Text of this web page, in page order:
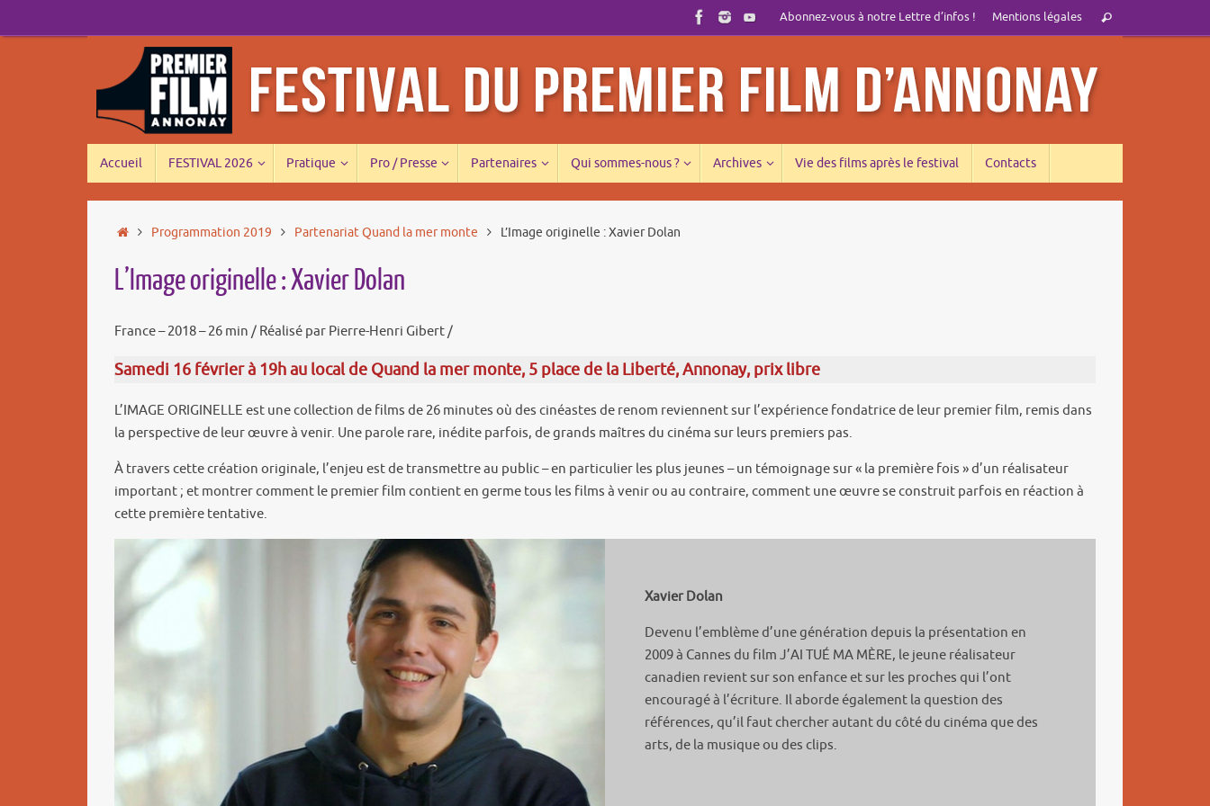
au
Abonnez-vous à notre Lettre d’infos ! Mentions légales
pour
Rechercher
Accueil FESTIVAL 2026 Pratique Pro / Presse Partenaires Qui sommes-nous ? Archives Vie des films après le festival Contacts
Accueil
Programmation 2019 Partenariat Quand la mer monte L’Image originelle : Xavier Dolan
L’Image originelle : Xavier Dolan
France – 2018 – 26 min / Réalisé par Pierre-Henri Gibert /
Samedi 16 février à 19h au local de Quand la mer monte, 5 place de la Liberté, Annonay, prix libre
L’IMAGE ORIGINELLE est une collection de films de 26 minutes où des cinéastes de renom reviennent sur l’expérience fondatrice de leur premier film, remis dans
la perspective de leur œuvre à venir. Une parole rare, inédite parfois, de grands maîtres du cinéma sur leurs premiers pas.
À travers cette création originale, l’enjeu est de transmettre au public – en particulier les plus jeunes – un témoignage sur « la première fois » d’un réalisateur
important ; et montrer comment le premier film contient en germe tous les films à venir ou au contraire, comment une œuvre se construit parfois en réaction à
cette première tentative.
Xavier Dolan
Devenu l’emblème d’une génération depuis la présentation en
2009 à Cannes du film J’AI TUÉ MA MÈRE, le jeune réalisateur
canadien revient sur son enfance et sur les proches qui l’ont
encouragé à l’écriture. Il aborde également la question des
références, qu’il faut chercher autant du côté du cinéma que des
arts, de la musique ou des clips.